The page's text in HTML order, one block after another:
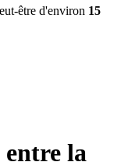
être d'environ 15
la